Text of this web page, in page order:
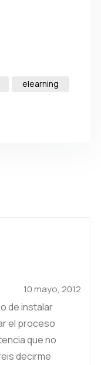
elearning
10 mayo, 2012
de instalar
el proceso
que no
decirme